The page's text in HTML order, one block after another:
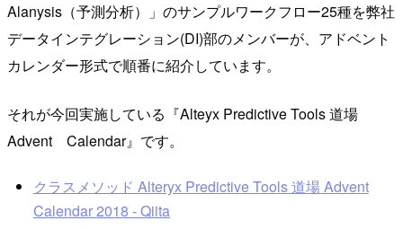
Alanysis（予測分析）」のサンプルワークフロー25種を弊社
データインテグレーション(DI)部のメンバーが、アドベント
カレンダー形式で順番に紹介しています。
それが今回実施している『Alteyx Predictive Tools 道場
Advent Calendar』です。
クラスメソッド Alteryx Predictive Tools 道場 Advent
Calendar 2018 - Qiita